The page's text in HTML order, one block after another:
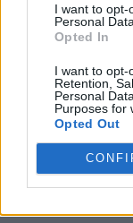
I want to opt-
Personal
Opted In
I want to opt-
Retention,
Personal
Purposes for
Opted Out
EDITORIALE: